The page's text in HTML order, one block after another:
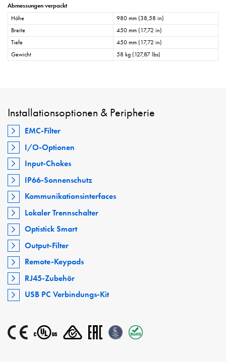
Abmessungen verpackt
Höhe
980 mm (38,58 in)
Breite
450 mm (17,72 in)
Tiefe
450 mm (17,72 in)
Gewicht
58 kg (127,87 lbs)
Installationsoptionen & Peripherie
EMC-Filter
I/O-Optionen
Input-Chokes
IP66-Sonnenschutz
Kommunikationsinterfaces
Lokaler Trennschalter
Optistick Smart
Output-Filter
Remote-Keypads
RJ45-Zubehör
USB PC Verbindungs-Kit